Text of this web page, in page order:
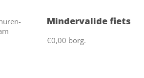
Mindervalide fiets
€0,00 borg.